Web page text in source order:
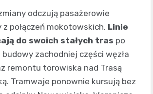
odczują pasażerowie
połączeń mokotowskich. Linie
do swoich stałych tras po
zachodniej części węzła
remontu torowiska nad Trasą
Tramwaje ponownie kursują bez